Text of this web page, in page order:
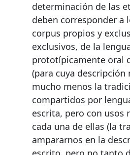
determinación de las
deben corresponder a
corpus propios y
exclusivos, de la
prototípicamente oral
(para cuya descripción
mucho menos la
compartidos por
escrita, pero con usos
cada una de ellas (la
ampararnos en la